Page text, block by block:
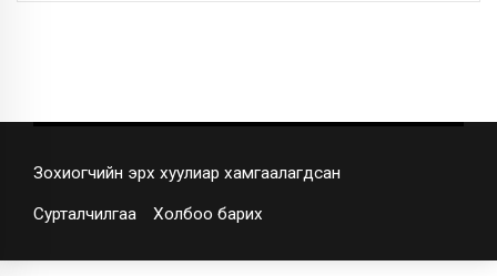
Зохиогчийн эрх хуулиар хамгаалагдсан
Сурталчилгаа Холбоо барих